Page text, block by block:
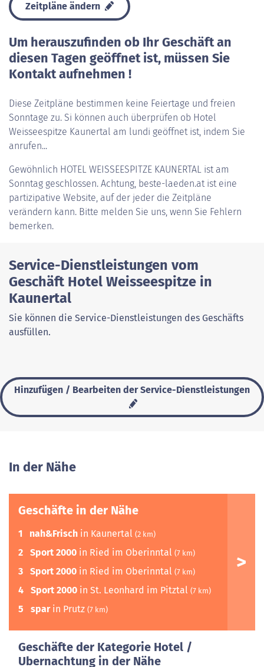
Zeitpläne ändern
Um herauszufinden ob Ihr Geschäft an
diesen Tagen geöffnet ist, müssen Sie
Kontakt aufnehmen !
Diese Zeitpläne bestimmen keine Feiertage und freien
Sonntage zu. Si können auch überprüfen ob Hotel
Weisseespitze Kaunertal am lundi geöffnet ist, indem Sie
anrufen...
Gewöhnlich HOTEL WEISSEESPITZE KAUNERTAL ist am
Sonntag geschlossen. Achtung, beste-laeden.at ist eine
partizipative Website, auf der jeder die Zeitpläne
verändern kann. Bitte melden Sie uns, wenn Sie Fehlern
bemerken.
Service-Dienstleistungen vom
Geschäft Hotel Weisseespitze in
Kaunertal
Sie können die Service-Dienstleistungen des Geschäfts
ausfüllen.
Hinzufügen / Bearbeiten der Service-Dienstleistungen
In der Nähe
Geschäfte in der Nähe
1 nah&Frisch in Kaunertal (2 km)
2 Sport 2000 in Ried im Oberinntal (7 km)
3 Sport 2000 in Ried im Oberinntal (7 km)
4 Sport 2000 in St. Leonhard im Pitztal (7 km)
5 sparin Prutz (7 km)
Geschäfte der Kategorie Hotel /
Ubernachtung in der Nähe